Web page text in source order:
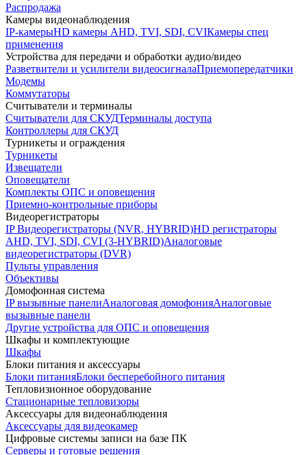
Распродажа
Камеры видеонаблюдения
IP-камерыHD камеры AHD, TVI, SDI, CVIКамеры спец
применения
Устройства для передачи и обработки аудио/видео
Разветвители и усилители видеосигналаПриемопередатчики
Модемы
Коммутаторы
Считыватели и терминалы
Считыватели для СКУДТерминалы доступа
Контроллеры для СКУД
Турникеты и ограждения
Турникеты
Извещатели
Оповещатели
Комплекты ОПС и оповещения
Приемно-контрольные приборы
Видеорегистраторы
IP Видеорегистраторы (NVR, HYBRID)HD регистраторы
AHD, TVI, SDI, CVI (3-HYBRID)Аналоговые
видеорегистраторы (DVR)
Пульты управления
Объективы
Домофонная система
IP вызывные панелиАналоговая домофонияАналоговые
вызывные панели
Другие устройства для ОПС и оповещения
Шкафы и комплектующие
Шкафы
Блоки питания и аксессуары
Блоки питанияБлоки бесперебойного питания
Тепловизионное оборудование
Стационарные тепловизоры
Аксессуары для видеонаблюдения
Аксессуары для видеокамер
Цифровые системы записи на базе ПК
Серверы и готовые решения